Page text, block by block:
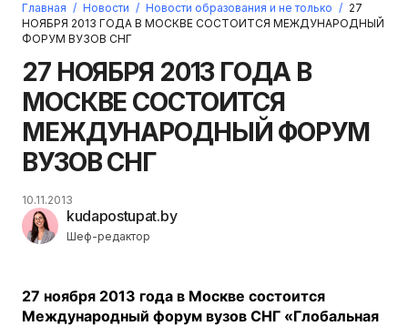
Войти
Главная / Новости / Новости образования и не только / 27
НОЯБРЯ 2013 ГОДА В МОСКВЕ СОСТОИТСЯ МЕЖДУНАРОДНЫЙ
ФОРУМ ВУЗОВ СНГ
27 НОЯБРЯ 2013 ГОДА В
МОСКВЕ СОСТОИТСЯ
МЕЖДУНАРОДНЫЙ ФОРУМ
ВУЗОВ СНГ
kudapostupat.by
Шеф-редактор
10.11.2013
27 ноября 2013 года в Москве состоится
Международный форум вузов СНГ «Глобальная